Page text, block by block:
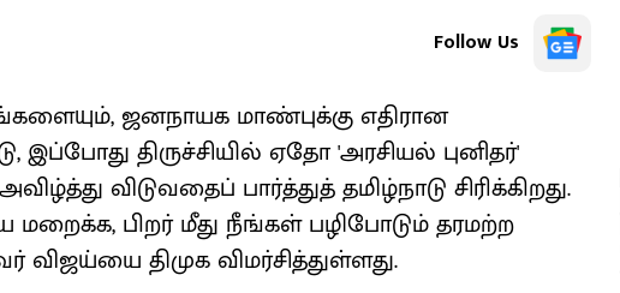
Follow Us
ஜனநாயக மாண்புக்கு எதிரான
திருச்சியில் ஏதோ 'அரசியல் புனிதர்'
விடுவதைப் பார்த்துத் தமிழ்நாடு சிரிக்கிறது.
பிறர் மீது நீங்கள் பழிபோடும் தரமற்ற
விஜய்யை திமுக விமர்சித்துள்ளது.